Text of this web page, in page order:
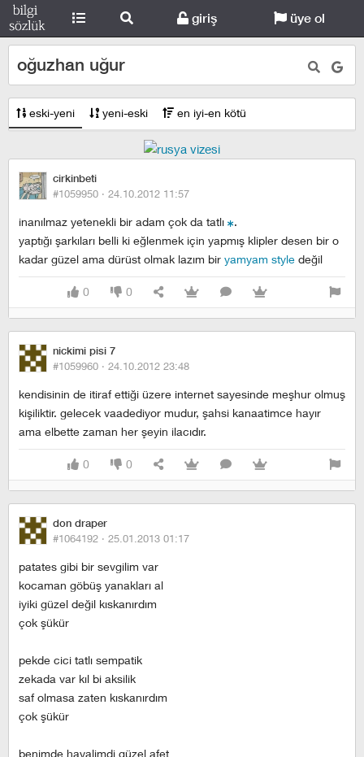
giriş üye ol
oğuzhan uğur
eski-yeni yeni-eski en iyi-en kötü
cirkinbeti
#1059950 · 24.10.2012 11:57
inanılmaz yetenekli bir adam çok da tatlı
.
yaptığı şarkıları belli ki eğlenmek için yapmış klipler desen bir o
kadar güzel ama dürüst olmak lazım bir yamyam style değil
0 0
nickimi pisi 7
#1059960 · 24.10.2012 23:48
kendisinin de itiraf ettiği üzere internet sayesinde meşhur olmuş
kişiliktir. gelecek vaadediyor mudur, şahsi kanaatimce hayır
ama elbette zaman her şeyin ilacıdır.
0 0
don draper
#1064192 · 25.01.2013 01:17
patates gibi bir sevgilim var
kocaman göbüş yanakları al
iyiki güzel değil kıskanırdım
çok şükür
pekde cici tatlı sempatik
zekada var kıl bi aksilik
saf olmasa zaten kıskanırdım
çok şükür
benimde hayalimdi güzel afet